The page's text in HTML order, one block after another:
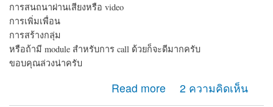
การสนถนาผ่านเสียงหรือ video
การเพิ่มเพื่อน
การสร้างกลุ่ม
หรือถ้ามี module สำหรับการ call ด้วยก็จะดีมากครับ
ขอบคุณล่วงน่าครับ
Read more 2 ความคิดเห็น